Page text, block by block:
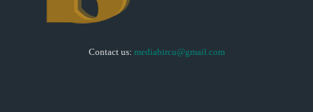
Contact us: mediabircu@gmail.com